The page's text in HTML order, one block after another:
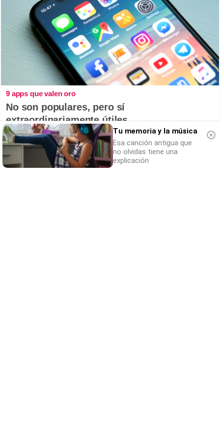
9 apps que valen oro
No son populares, pero sí
extraordinariamente útiles
Tu memoria y la música
Esa canción antigua que
no olvidas tiene una
explicación